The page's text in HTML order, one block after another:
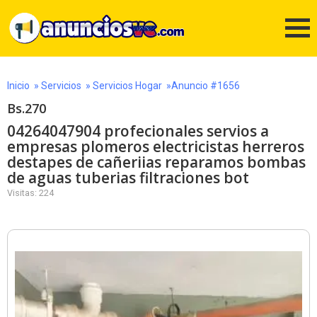
Inicio » Servicios » Servicios Hogar »Anuncio #1656
Bs.270
04264047904 profecionales servios a
empresas plomeros electricistas herreros
destapes de cañeriias reparamos bombas
de aguas tuberias filtraciones bot
Visitas: 224